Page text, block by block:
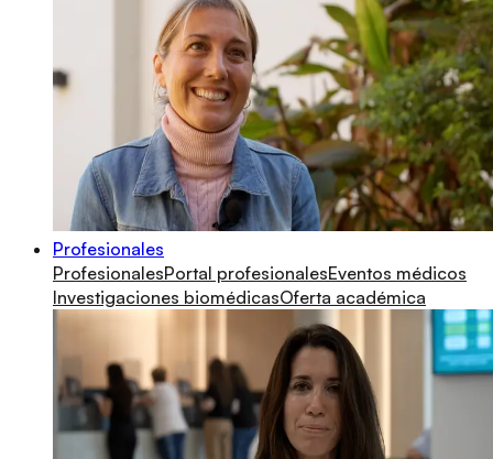
Profesionales
ProfesionalesPortal profesionalesEventos médicos
Investigaciones biomédicasOferta académica